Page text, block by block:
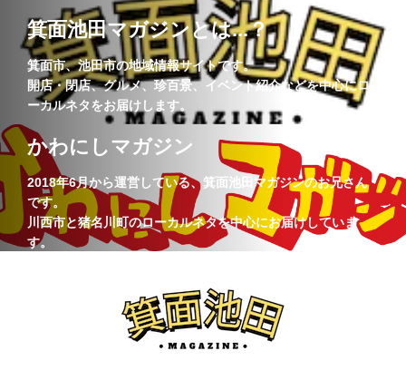
箕面池田マガジンとは...？
箕面市、池田市の地域情報サイトです。
開店・閉店、グルメ、珍百景、イベント紹介などを中心にロ
ーカルネタをお届けします。
かわにしマガジン
2018年6月から運営している、箕面池田マガジンのお兄さん
です。
川西市と猪名川町のローカルネタを中心にお届けしていま
す。